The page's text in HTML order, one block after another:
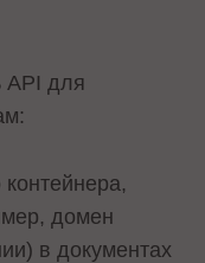
API для
домен
в документах